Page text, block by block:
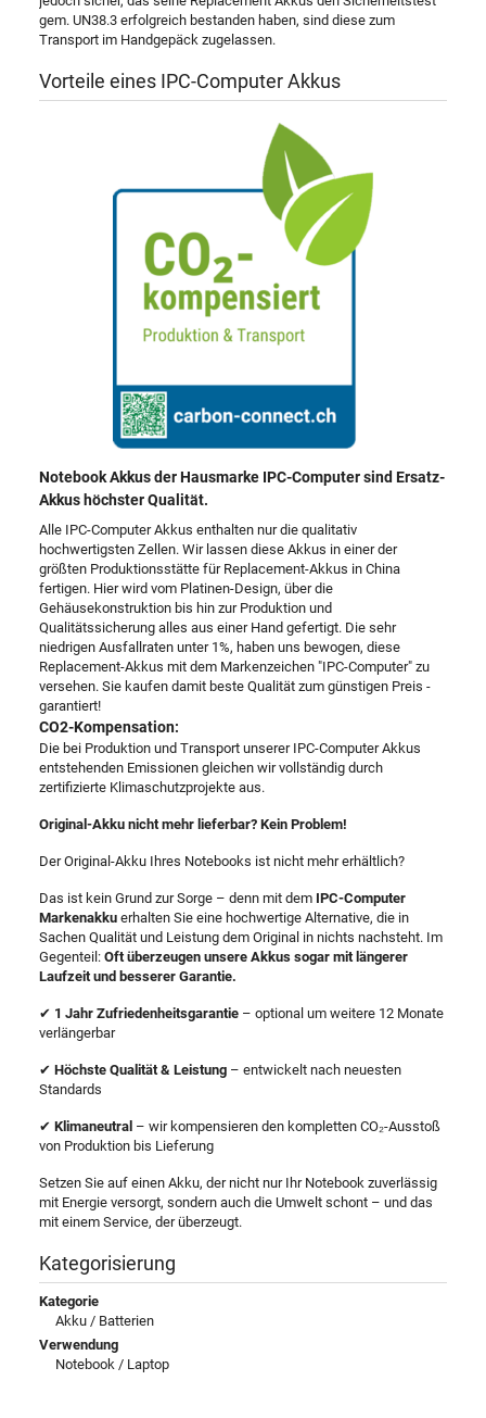
gem. UN38.3 erfolgreich bestanden haben, sind diese zum
Transport im Handgepäck zugelassen.
Vorteile eines IPC-Computer Akkus
Notebook Akkus der Hausmarke IPC-Computer sind Ersatz-
Akkus höchster Qualität.
Alle IPC-Computer Akkus enthalten nur die qualitativ
hochwertigsten Zellen. Wir lassen diese Akkus in einer der
größten Produktionsstätte für Replacement-Akkus in China
fertigen. Hier wird vom Platinen-Design, über die
Gehäusekonstruktion bis hin zur Produktion und
Qualitätssicherung alles aus einer Hand gefertigt. Die sehr
niedrigen Ausfallraten unter 1%, haben uns bewogen, diese
Replacement-Akkus mit dem Markenzeichen "IPC-Computer" zu
versehen. Sie kaufen damit beste Qualität zum günstigen Preis -
garantiert!
CO2-Kompensation:
Die bei Produktion und Transport unserer IPC-Computer Akkus
entstehenden Emissionen gleichen wir vollständig durch
zertifizierte Klimaschutzprojekte aus.
Original-Akku nicht mehr lieferbar? Kein Problem!
Der Original-Akku Ihres Notebooks ist nicht mehr erhältlich?
Das ist kein Grund zur Sorge – denn mit dem IPC-Computer
Markenakku erhalten Sie eine hochwertige Alternative, die in
Sachen Qualität und Leistung dem Original in nichts nachsteht. Im
Gegenteil: Oft überzeugen unsere Akkus sogar mit längerer
Laufzeit und besserer Garantie.
✔ 1 Jahr Zufriedenheitsgarantie – optional um weitere 12 Monate
verlängerbar
✔ Höchste Qualität & Leistung – entwickelt nach neuesten
Standards
✔ Klimaneutral – wir kompensieren den kompletten CO₂-Ausstoß
von Produktion bis Lieferung
Setzen Sie auf einen Akku, der nicht nur Ihr Notebook zuverlässig
mit Energie versorgt, sondern auch die Umwelt schont – und das
mit einem Service, der überzeugt.
Kategorisierung
Kategorie
Akku / Batterien
Verwendung
Notebook / Laptop